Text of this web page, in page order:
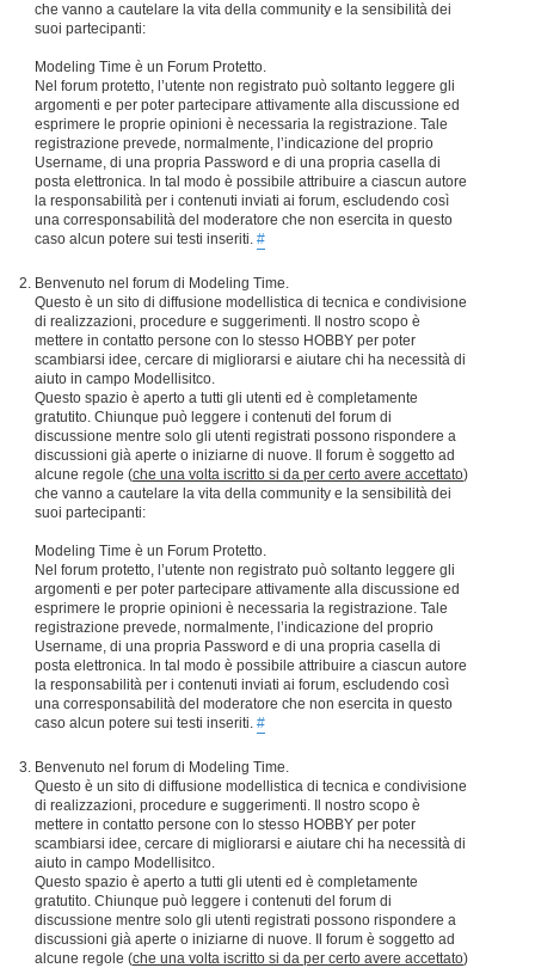
che vanno a cautelare la vita della community e la sensibilità dei
suoi partecipanti:
Modeling Time è un Forum Protetto.
Nel forum protetto, l’utente non registrato può soltanto leggere gli
argomenti e per poter partecipare attivamente alla discussione ed
esprimere le proprie opinioni è necessaria la registrazione. Tale
registrazione prevede, normalmente, l’indicazione del proprio
Username, di una propria Password e di una propria casella di
posta elettronica. In tal modo è possibile attribuire a ciascun autore
la responsabilità per i contenuti inviati ai forum, escludendo così
una corresponsabilità del moderatore che non esercita in questo
caso alcun potere sui testi inseriti. #
Benvenuto nel forum di Modeling Time.
Questo è un sito di diffusione modellistica di tecnica e condivisione
di realizzazioni, procedure e suggerimenti. Il nostro scopo è
mettere in contatto persone con lo stesso HOBBY per poter
scambiarsi idee, cercare di migliorarsi e aiutare chi ha necessità di
aiuto in campo Modellisitco.
Questo spazio è aperto a tutti gli utenti ed è completamente
gratutito. Chiunque può leggere i contenuti del forum di
discussione mentre solo gli utenti registrati possono rispondere a
discussioni già aperte o iniziarne di nuove. Il forum è soggetto ad
alcune regole (che una volta iscritto si da per certo avere accettato)
che vanno a cautelare la vita della community e la sensibilità dei
suoi partecipanti:
Modeling Time è un Forum Protetto.
Nel forum protetto, l’utente non registrato può soltanto leggere gli
argomenti e per poter partecipare attivamente alla discussione ed
esprimere le proprie opinioni è necessaria la registrazione. Tale
registrazione prevede, normalmente, l’indicazione del proprio
Username, di una propria Password e di una propria casella di
posta elettronica. In tal modo è possibile attribuire a ciascun autore
la responsabilità per i contenuti inviati ai forum, escludendo così
una corresponsabilità del moderatore che non esercita in questo
caso alcun potere sui testi inseriti. #
Benvenuto nel forum di Modeling Time.
Questo è un sito di diffusione modellistica di tecnica e condivisione
di realizzazioni, procedure e suggerimenti. Il nostro scopo è
mettere in contatto persone con lo stesso HOBBY per poter
scambiarsi idee, cercare di migliorarsi e aiutare chi ha necessità di
aiuto in campo Modellisitco.
Questo spazio è aperto a tutti gli utenti ed è completamente
gratutito. Chiunque può leggere i contenuti del forum di
discussione mentre solo gli utenti registrati possono rispondere a
discussioni già aperte o iniziarne di nuove. Il forum è soggetto ad
alcune regole (che una volta iscritto si da per certo avere accettato)